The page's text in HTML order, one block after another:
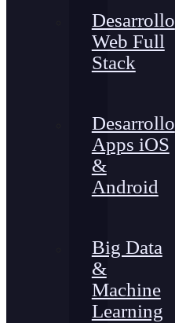
Desarrollo
Web Full
Stack
Desarrollo
Apps iOS
&
Android
Big Data
&
Machine
Learning